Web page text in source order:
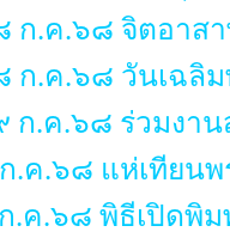
ก.ค.๖๘ จิตอาส
ก.ค.๖๘ วันเฉลิม
ก.ค.๖๘ ร่วมงา
.ค.๖๘ แห่เทียน
.ค.๖๘ พิธีเปิดพิ